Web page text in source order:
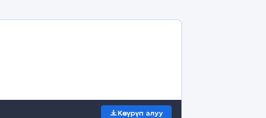
Көчүрүп алуу